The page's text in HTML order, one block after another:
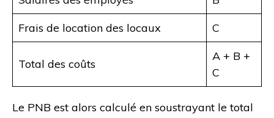
Frais de location des locaux
C
Total des coûts
A + B +
C
Le PNB est alors calculé en soustrayant le total